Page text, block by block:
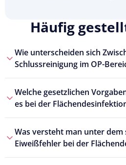
Häufig
Wie unterscheiden sich
Schlussreinigung im OP-
Welche gesetzlichen
es bei der
Was versteht man unter dem
Eiweißfehler bei der